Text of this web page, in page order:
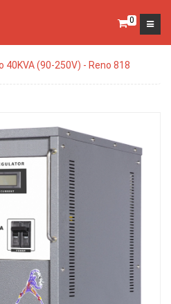
0
40KVA (90-250V) - Reno 818